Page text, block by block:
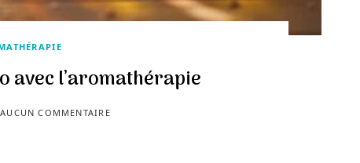
avec l’aromathérapie
AUCUN COMMENTAIRE